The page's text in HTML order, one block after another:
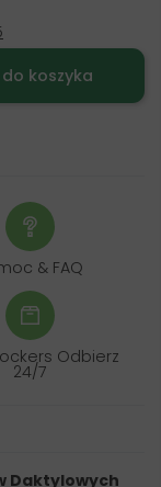
koszyka
& FAQ
Odbierz
24/7
Daktylowych